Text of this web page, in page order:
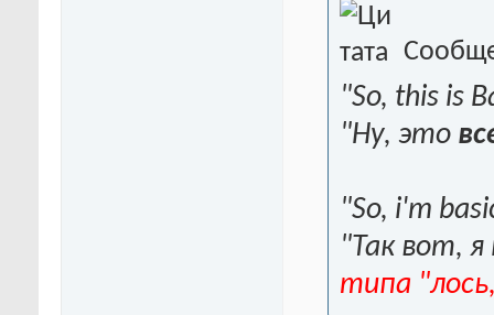
"So, this is
"Ну, это
"So, i'm
"Так вот, я
типа